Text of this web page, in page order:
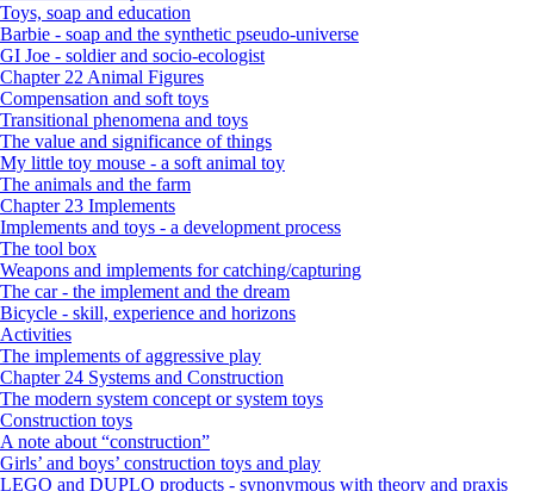
Toys, soap and education
Barbie - soap and the synthetic pseudo-universe
GI Joe - soldier and socio-ecologist
Chapter 22 Animal Figures
Compensation and soft toys
Transitional phenomena and toys
The value and significance of things
My little toy mouse - a soft animal toy
The animals and the farm
Chapter 23 Implements
Implements and toys - a development process
The tool box
Weapons and implements for catching/capturing
The car - the implement and the dream
Bicycle - skill, experience and horizons
Activities
The implements of aggressive play
Chapter 24 Systems and Construction
The modern system concept or system toys
Construction toys
A note about “construction”
Girls’ and boys’ construction toys and play
LEGO and DUPLO products - synonymous with theory and praxis